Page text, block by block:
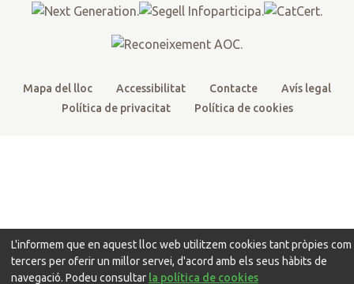
k
a
m
Mapa del lloc Accessibilitat Contacte
Avís legal
Política de privacitat
Política de cookies
L'informem que en aquest lloc web utilitzem cookies tant pròpies com
tercers per oferir un millor servei, d'acord amb els seus hàbits de
navegació. Podeu consultar la política de cookies